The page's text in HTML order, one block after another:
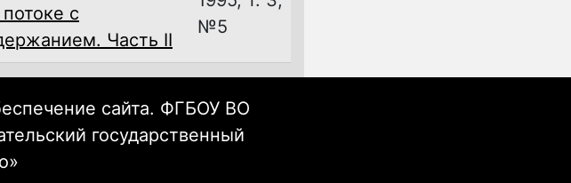
с
Часть II
№5
сайта. ФГБОУ ВО
государственный